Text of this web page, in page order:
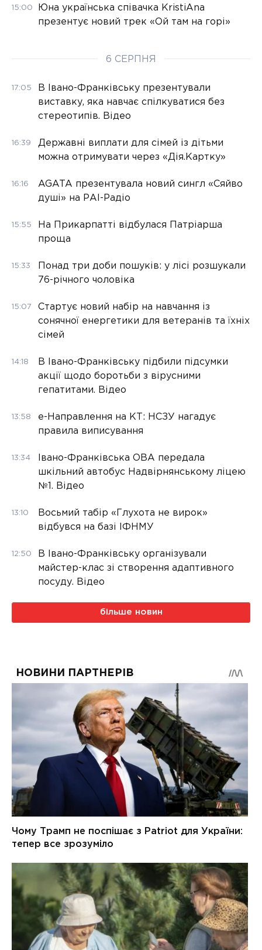
15:00
Юна українська співачка KristiAna
презентує новий трек «Ой там на горі»
6 СЕРПНЯ
17:05
В Івано-Франківську презентували
виставку, яка навчає спілкуватися без
стереотипів. Відео
16:39
Державні виплати для сімей із дітьми
можна отримувати через «Дія.Картку»
16:16
AGATA презентувала новий сингл «Сяйво
душі» на РАІ-Радіо
15:55
На Прикарпатті відбулася Патріарша
проща
15:33
Понад три доби пошуків: у лісі розшукали
76-річного чоловіка
15:07
Стартує новий набір на навчання із
сонячної енергетики для ветеранів та їхніх
сімей
14:18
В Івано-Франківську підбили підсумки
акції щодо боротьби з вірусними
гепатитами. Відео
13:58
е-Направлення на КТ: НСЗУ нагадує
правила виписування
13:34
Івано-Франківська ОВА передала
шкільний автобус Надвірнянському ліцею
№1. Відео
13:10
Восьмий табір «Глухота не вирок»
відбувся на базі ІФНМУ
12:50
В Івано-Франківську організували
майстер-клас зі створення адаптивного
посуду. Відео
більше новин